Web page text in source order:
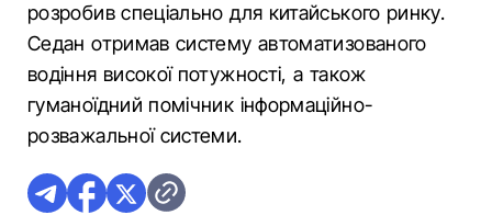
розробив спеціально для китайського ринку.
Седан отримав систему автоматизованого
водіння високої потужності, а також
гуманоїдний помічник інформаційно-
розважальної системи.